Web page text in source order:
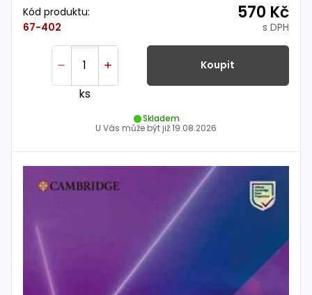
Kód produktu:
67-402
570 Kč
s DPH
ks
Koupit
Skladem
U Vás může být již19.08.2026